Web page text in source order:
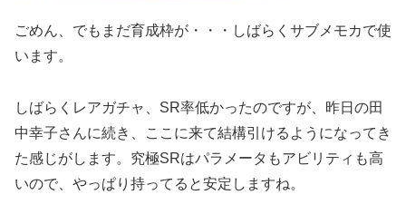
ごめん、でもまだ育成枠が・・・しばらくサブメモカで使
います。
しばらくレアガチャ、SR率低かったのですが、昨日の田
中幸子さんに続き、ここに来て結構引けるようになってき
た感じがします。究極SRはパラメータもアビリティも高
いので、やっぱり持ってると安定しますね。